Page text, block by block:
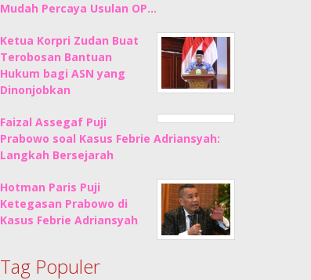
Mudah Percaya Usulan OP…
Ketua Korpri Zudan Buat
Terobosan Bantuan
Hukum bagi ASN yang
Dinonjobkan
Faizal Assegaf Puji
Prabowo soal Kasus Febrie Adriansyah:
Langkah Bersejarah
Hotman Paris Puji
Ketegasan Prabowo di
Kasus Febrie Adriansyah
Tag Populer